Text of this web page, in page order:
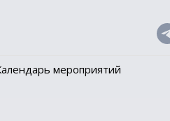
мероприятий